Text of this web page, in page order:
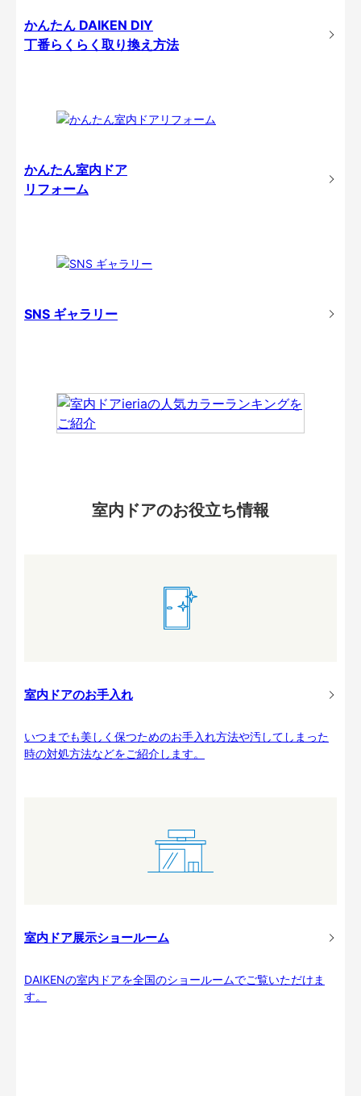
かんたん DAIKEN DIY
丁番らくらく取り換え方法
かんたん室内ドア
リフォーム
SNS ギャラリー
室内ドアのお役立ち情報
室内ドアのお手入れ
いつまでも美しく保つためのお手入れ方法や汚してしまった
時の対処方法などをご紹介します。
室内ドア展示ショールーム
DAIKENの室内ドアを全国のショールームでご覧いただけま
す。